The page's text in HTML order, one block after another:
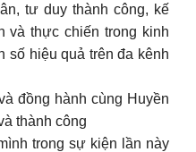
tư duy thành công, kế
và thực chiến trong kinh
số hiệu quả trên đa kênh
đồng hành cùng Huyền
thành công
trong sự kiện lần này